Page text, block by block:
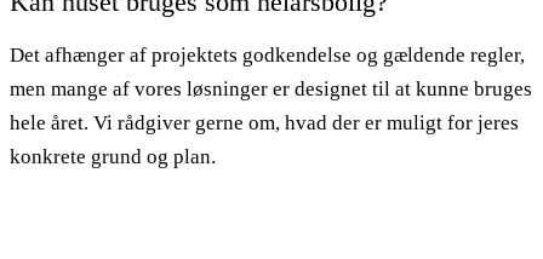
Det afhænger af projektets godkendelse og gældende regler,
men mange af vores løsninger er designet til at kunne bruges
hele året. Vi rådgiver gerne om, hvad der er muligt for jeres
konkrete grund og plan.